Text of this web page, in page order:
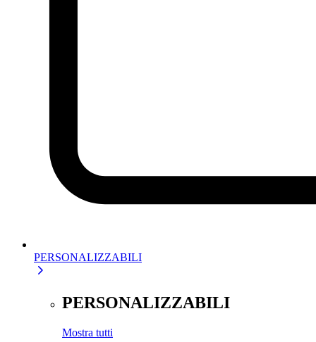
PERSONALIZZABILI
PERSONALIZZABILI
Mostra tutti